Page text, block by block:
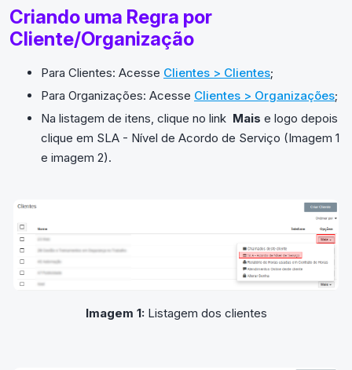
Criando uma Regra por
Cliente/Organização
Para Clientes: Acesse Clientes > Clientes;
Para Organizações: Acesse Clientes > Organizações;
Na listagem de itens, clique no link Mais e logo depois
clique em SLA - Nível de Acordo de Serviço (Imagem 1
e imagem 2).
Imagem 1:Listagem dos clientes